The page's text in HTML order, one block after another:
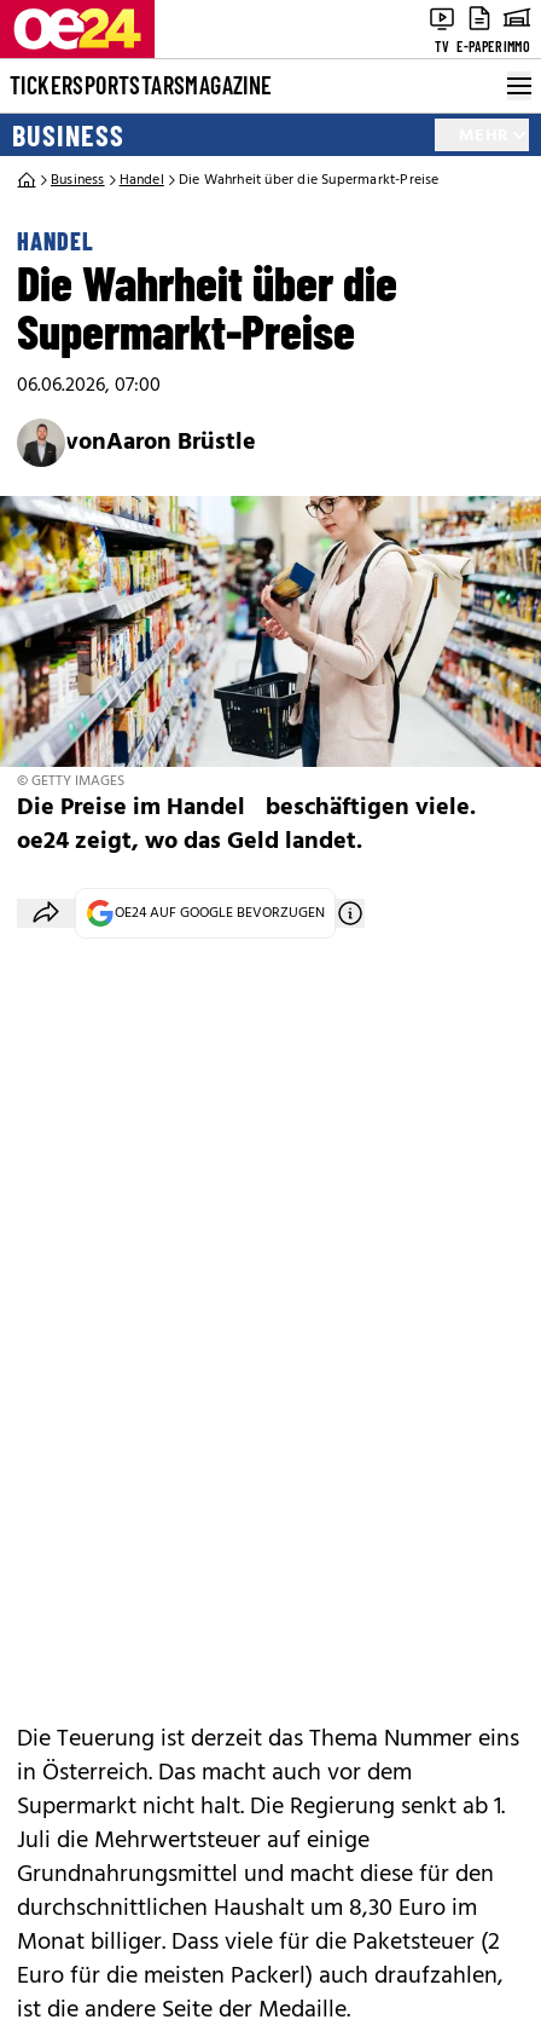
TV E-PAPERIMMO
TICKERSPORTSTARSMAGAZINE
BUSINESS
Business Handel Die Wahrheit über die Supermarkt-Preise
HANDEL
Die Wahrheit über die
Supermarkt-Preise
06.06.2026, 07:00
vonAaron Brüstle
© GETTY IMAGES
Die Preise im Handel beschäftigen viele.
oe24 zeigt, wo das Geld landet.
OE24 AUF GOOGLE BEVORZUGEN
Die Teuerung ist derzeit das Thema Nummer eins
in Österreich. Das macht auch vor dem
Supermarkt nicht halt. Die Regierung senkt ab 1.
Juli die Mehrwertsteuer auf einige
Grundnahrungsmittel und macht diese für den
durchschnittlichen Haushalt um 8,30 Euro im
Monat billiger. Dass viele für die Paketsteuer (2
Euro für die meisten Packerl) auch draufzahlen,
ist die andere Seite der Medaille.